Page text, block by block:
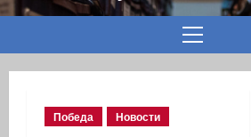
Основное
Победа Новости